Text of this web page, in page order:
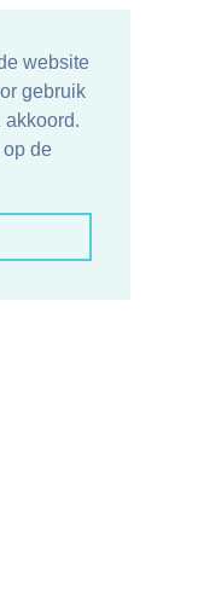
website
gebruik
akkoord.
op de